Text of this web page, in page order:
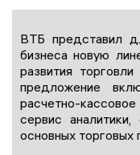
ВТБ представил
бизнеса новую
развития
предложение
расчетно-
сервис
основных торговых